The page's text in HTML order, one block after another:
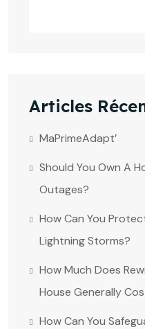
Articles
MaPrimeAdapt’
Should You Own A
Outages?
How Can You
Lightning Storms?
How Much Does
House Generally
How Can You